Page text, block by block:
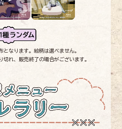
なります。絵柄は選べません。
れ、販売終了の場合がございます。